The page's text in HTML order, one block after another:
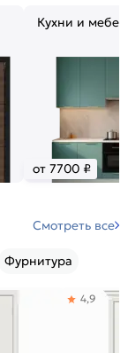
Кухни и
от 7700 ₽
Смотреть все
Фурнитура
4,9